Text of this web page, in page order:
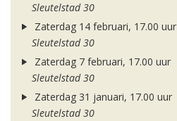
Sleutelstad 30
Zaterdag 14 februari, 17.00 uur
Sleutelstad 30
Zaterdag 7 februari, 17.00 uur
Sleutelstad 30
Zaterdag 31 januari, 17.00 uur
Sleutelstad 30